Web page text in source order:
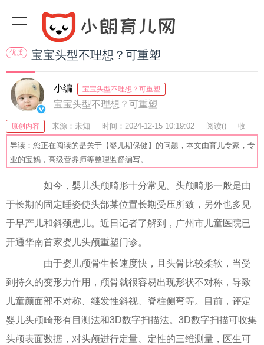
优质 宝宝头型不理想？可重塑
小编 宝宝头型不理想？可重塑
宝宝头型不理想？可重塑
原创内容 来源：未知 时间：2024-12-15 10:19:02 阅读() 收
藏：49 分享：57 爆
导读：您正在阅读的是关于【婴儿期保健】的问题，本文由育儿专家，专
业的宝妈，高级营养师等整理监督编写。
如今，婴儿头颅畸形十分常见。头颅畸形一般是由
于长期的固定睡姿使头部某位置长期受压所致，另外也多见
于早产儿和斜颈患儿。近日记者了解到，广州市儿童医院已
开通华南首家婴儿头颅重塑门诊。
由于婴儿颅骨生长速度快，且头骨比较柔软，当受
到持久的变形力作用，颅骨就很容易出现形状不对称，导致
儿童颜面部不对称、继发性斜视、脊柱侧弯等。目前，评定
婴儿头颅畸形有目测法和3D数字扫描法。3D数字扫描可收集
头颅表面数据，对头颅进行定量、定性的三维测量，医生可